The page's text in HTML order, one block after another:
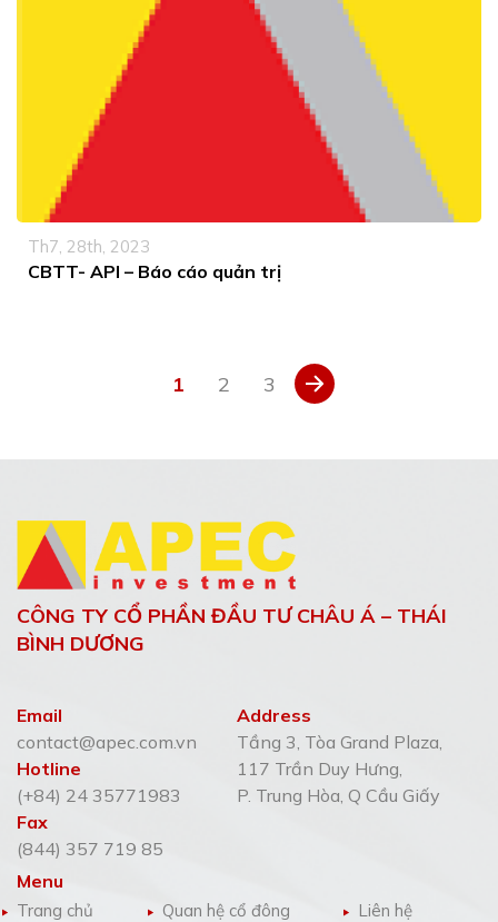
Th7, 28th, 2023
CBTT- API – Báo cáo quản trị
â
t
r
a
n
b
à
i
v
i
ế
1 2 3
CÔNG TY CỔ PHẦN ĐẦU TƯ CHÂU Á – THÁI
BÌNH DƯƠNG
Email
contact@apec.com.vn
Hotline
(+84) 24 35771983
Fax
(844) 357 719 85
Address
Tầng 3, Tòa Grand Plaza,
117 Trần Duy Hưng,
P. Trung Hòa, Q Cầu Giấy
Menu
Trang chủ Quan hệ cổ đông Liên hệ